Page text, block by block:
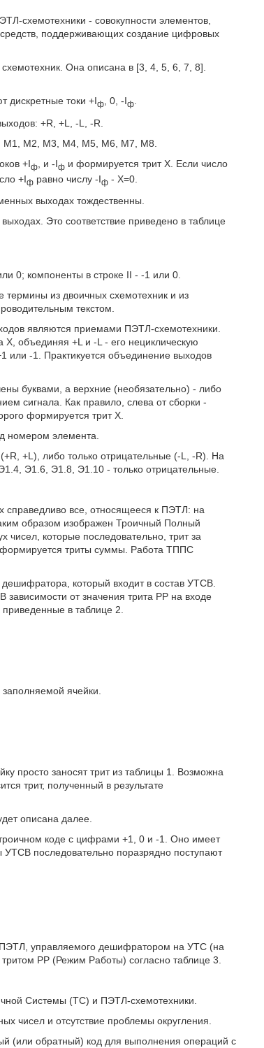
схемотехники - совокупности элементов,
поддерживающих создание цифровых
Она описана в [3, 4, 5, 6, 7, 8].
дискретные токи +Iф , 0, -Iф
+R, +L, -L, -R.
M1, М2, М3, М4, М5, М6, М7, М8.
+Iф , и -Iф и формируется трит X. Если число
+Iф равно числу -Iф - Х=0.
выходах тождественны.
Это соответствие приведено в таблице
0; компоненты в строке II - -1 или 0.
из двоичных схемотехник и из
текстом.
являются приемами ПЭТЛ-схемотехники.
объединяя +L и -L - его нециклическую
или -1. Практикуется объединение выходов
буквами, а верхние (необязательно) - либо
сигнала. Как правило, слева от сборки -
формируется трит X.
номером элемента.
+L), либо только отрицательные (-L, -R). На
Э1.6, Э1.8, Э1.10 - только отрицательные.
справедливо все, относящееся к ПЭТЛ: на
образом изображен Троичный Полный
которые последовательно, трит за
триты суммы. Работа ТППС
который входит в состав УТСВ.
от значения трита РР на входе
в таблице 2.
ячейки.
просто заносят трит из таблицы 1. Возможна
трит, полученный в результате
описана далее.
коде с цифрами +1, 0 и -1. Оно имеет
последовательно поразрядно поступают
ПЭТЛ, управляемого дешифратором на УТС (на
РР (Режим Работы) согласно таблице 3.
Системы (ТС) и ПЭТЛ-схемотехники.
чисел и отсутствие проблемы округления.
(или обратный) код для выполнения операций с